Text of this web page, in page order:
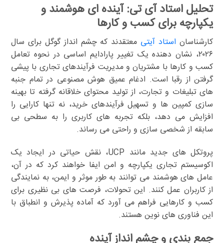
تحلیل استاد آی تی: آینده ای هوشمند و
یکپارچه برای کسب و کارها
کارشناسان استاد آیتی معتقدند که چشم انداز گوگل برای سال
۲۰۲۶، نشان دهنده یک تغییر پارادایم اساسی در نحوه تعامل
کسب و کارها با مشتریان و مدیریت فرآیندهای تجاری با پیشی
گرفتن از رقبا است. ادغام عمیق هوش مصنوعی در تمام جنبه
های تبلیغات و تجارت، از تولید محتوای خلاقانه گرفته تا بهینه
سازی کمپین ها و تسهیل فرآیندهای خرید، نه تنها کارایی را
افزایش می دهد، بلکه تجربه های کاربری را به سطحی بی
سابقه از شخصی سازی و راحتی می رساند.
پروتکل های جدید مانند UCP، نقش حیاتی در ایجاد یک
اکوسیستم تجاری یکپارچه و امن ایفا خواهند کرد که در آن،
عامل های هوشمند می توانند به طور موثر و ایمن، به نمایندگی
از کاربران عمل کنند. این تحولات، فرصت های بی نظیری برای
کسب و کارهایی فراهم می آورد که آماده پذیرش و انطباق با
این فناوری های نوین هستند.
جمع بندی و چشم انداز آینده